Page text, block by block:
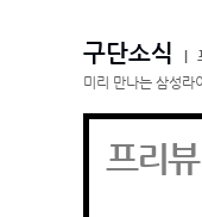
구단소식
미리 만나는 삼성라
프리뷰